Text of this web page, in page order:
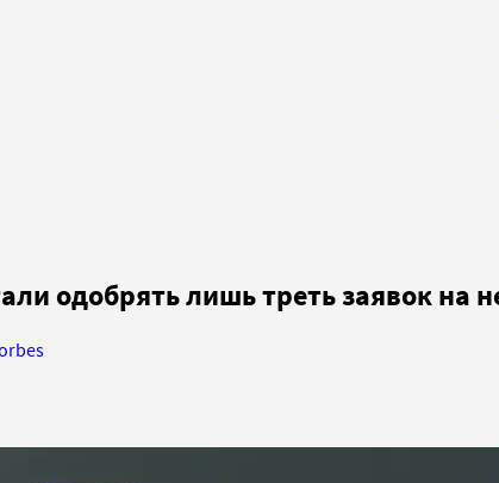
одобрять лишь треть заявок на